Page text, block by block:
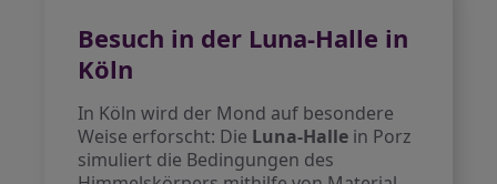
Besuch in der Luna-Halle in
Köln
In Köln wird der Mond auf besondere
Weise erforscht: Die Luna-Halle in Porz
simuliert die Bedingungen des